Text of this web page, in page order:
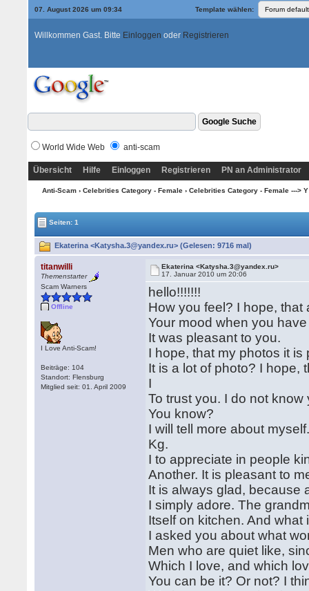
07. August 2026 um 09:34 Template wählen:
Willkommen Gast. Bitte Einloggen oder Registrieren
World Wide Web anti-scam
Übersicht Hilfe Einloggen Registrieren PN an Administrator
Anti-Scam› Celebrities Category - Female› Celebrities Category - Female ---> Y
Seiten: 1
Ekaterina <Katysha.3@yandex.ru> (Gelesen: 9716 mal)
titanwilli
Themenstarter
Scam Warners
Offline
I Love Anti-Scam!
Beiträge: 104
Standort: Flensburg
Mitglied seit: 01. April 2009
Ekaterina <Katysha.3@yandex.ru>
17. Januar 2010 um 20:06
hello!!!!!!!
How you feel? I hope,
Your mood when you
It was pleasant to you.
I hope, that my photos it
It is a lot of photo? I hope,
I
To trust you. I do not
You know?
I will tell more about
Kg.
I to appreciate in people
Another. It is pleasant to
It is always glad, because
I simply adore. The
Itself on kitchen. And
I asked you about what
Men who are quiet like,
Which I love, and which
You can be it? Or not? I